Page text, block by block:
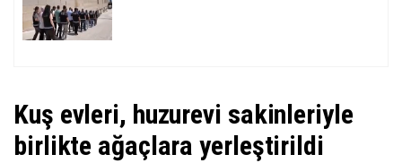
Kuş evleri, huzurevi sakinleriyle
birlikte ağaçlara yerleştirildi